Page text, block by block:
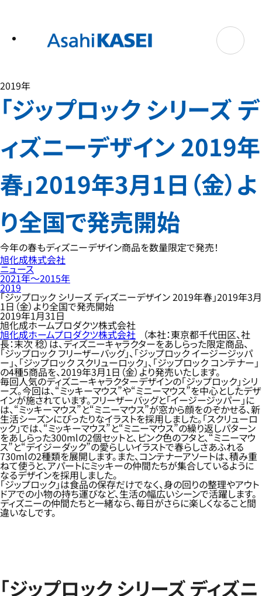
2019年
「ジップロック シリーズ デ
ィズニーデザイン 2019年
春」2019年3月1日（金）よ
り全国で発売開始
今年の春もディズニーデザイン商品を数量限定で発売！
旭化成株式会社
ニュース
2021年〜2015年
2019
「ジップロック シリーズ ディズニーデザイン 2019年春」2019年3月
1日（金）より全国で発売開始
2019年1月31日
旭化成ホームプロダクツ株式会社
旭化成ホームプロダクツ株式会社 （本社：東京都千代田区、社
長：末次 稔）は、ディズニーキャラクターをあしらった限定商品、
「ジップロック フリーザーバッグ」、「ジップロック イージージッパ
ー」、「ジップロック スクリューロック」、「ジップロック コンテナー」
の4種5商品を、2019年3月1日（金）より発売いたします。
毎回人気のディズニーキャラクターデザインの「ジップロック」シリ
ーズ。今回は、“ミッキーマウス”や“ミニーマウス”を中心としたデザ
インが施されています。フリーザーバッグと「イージージッパー」に
は、“ミッキーマウス”と“ミニーマウス”が窓から顔をのぞかせる、新
生活シーズンにぴったりなイラストを採用しました。「スクリューロ
ック」では、“ミッキーマウス”と“ミニーマウス”の繰り返しパターン
をあしらった300mlの2個セットと、ピンク色のフタと、“ミニーマウ
ス”と“デイジーダック”の愛らしいイラストで春らしさあふれる
730mlの2種類を展開します。また、コンテナーアソートは、積み重
ねて使うと、アパートにミッキーの仲間たちが集合しているように
なるデザインを採用しました。
「ジップロック」は食品の保存だけでなく、身の回りの整理やアウト
ドアでの小物の持ち運びなど、生活の幅広いシーンで活躍します。
ディズニーの仲間たちと一緒なら、毎日がさらに楽しくなること間
違いなしです。
「ジップロック シリーズ ディズニ